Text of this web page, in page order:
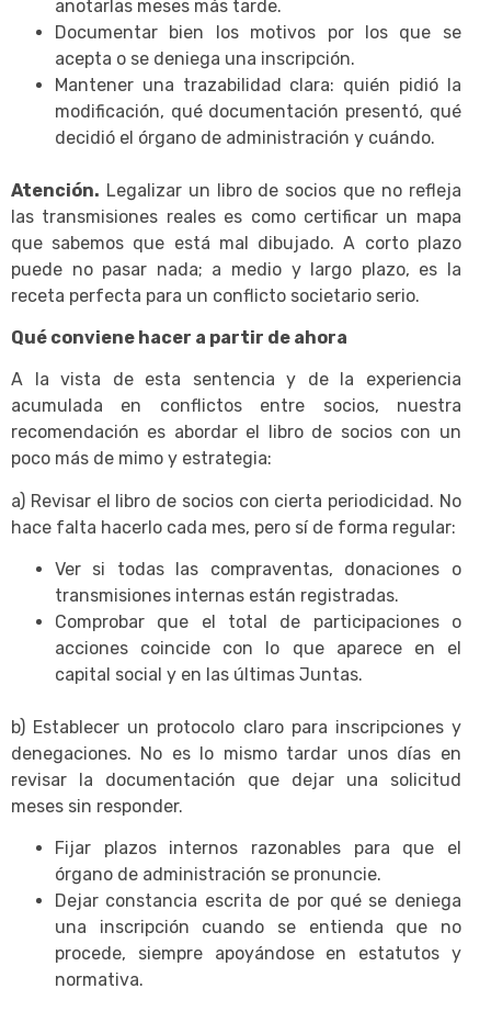
anotarlas meses más tarde.
Documentar bien los motivos por los que se
acepta o se deniega una inscripción.
Mantener una trazabilidad clara: quién pidió la
modificación, qué documentación presentó, qué
decidió el órgano de administración y cuándo.
Atención. Legalizar un libro de socios que no refleja
las transmisiones reales es como certificar un mapa
que sabemos que está mal dibujado. A corto plazo
puede no pasar nada; a medio y largo plazo, es la
receta perfecta para un conflicto societario serio.
Qué conviene hacer a partir de ahora
A la vista de esta sentencia y de la experiencia
acumulada en conflictos entre socios, nuestra
recomendación es abordar el libro de socios con un
poco más de mimo y estrategia:
a) Revisar el libro de socios con cierta periodicidad. No
hace falta hacerlo cada mes, pero sí de forma regular:
Ver si todas las compraventas, donaciones o
transmisiones internas están registradas.
Comprobar que el total de participaciones o
acciones coincide con lo que aparece en el
capital social y en las últimas Juntas.
b) Establecer un protocolo claro para inscripciones y
denegaciones. No es lo mismo tardar unos días en
revisar la documentación que dejar una solicitud
meses sin responder.
Fijar plazos internos razonables para que el
órgano de administración se pronuncie.
Dejar constancia escrita de por qué se deniega
una inscripción cuando se entienda que no
procede, siempre apoyándose en estatutos y
normativa.